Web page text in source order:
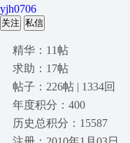
yjh0706
关注 私信
精华：11帖
求助：17帖
帖子：226帖 | 1334回
年度积分：400
历史总积分：15587